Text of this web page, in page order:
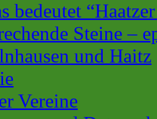
bedeutet
Steine –
und Haitz
Vereine